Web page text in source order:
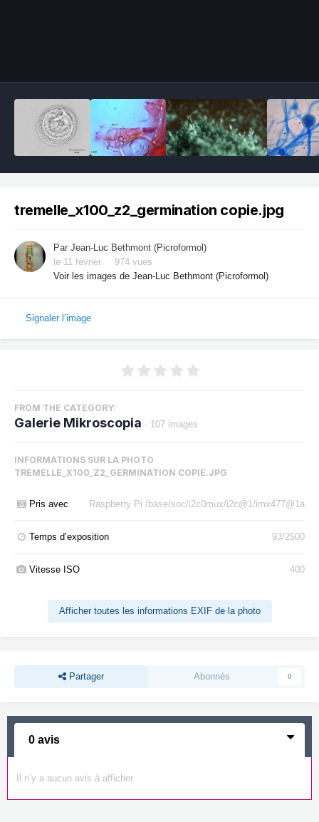
tremelle_x100_z2_germination copie.jpg
Par Jean-Luc Bethmont (Picroformol)
le 11 février
974 vues
Voir les images de Jean-Luc Bethmont (Picroformol)
Signaler l’image
FROM THE CATEGORY:
Galerie Mikroscopia · 107 images
INFORMATIONS SUR LA PHOTO
TREMELLE_X100_Z2_GERMINATION COPIE.JPG
Pris avec Raspberry Pi /base/soc/i2c0mux/i2c@1/imx477@1a
Temps d’exposition 93/2500
Vitesse ISO 400
Afficher toutes les informations EXIF de la photo
Partager Abonnés 0
0 avis
Il n’y a aucun avis à afficher.